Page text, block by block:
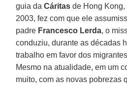
guia daCáritas de Hong
2003, fez com que ele
padre Francesco Lerda, o
conduziu, durante as décadas
trabalho em favor dos
Mesmo na atualidade, em um
muito, com as novas pobrezas